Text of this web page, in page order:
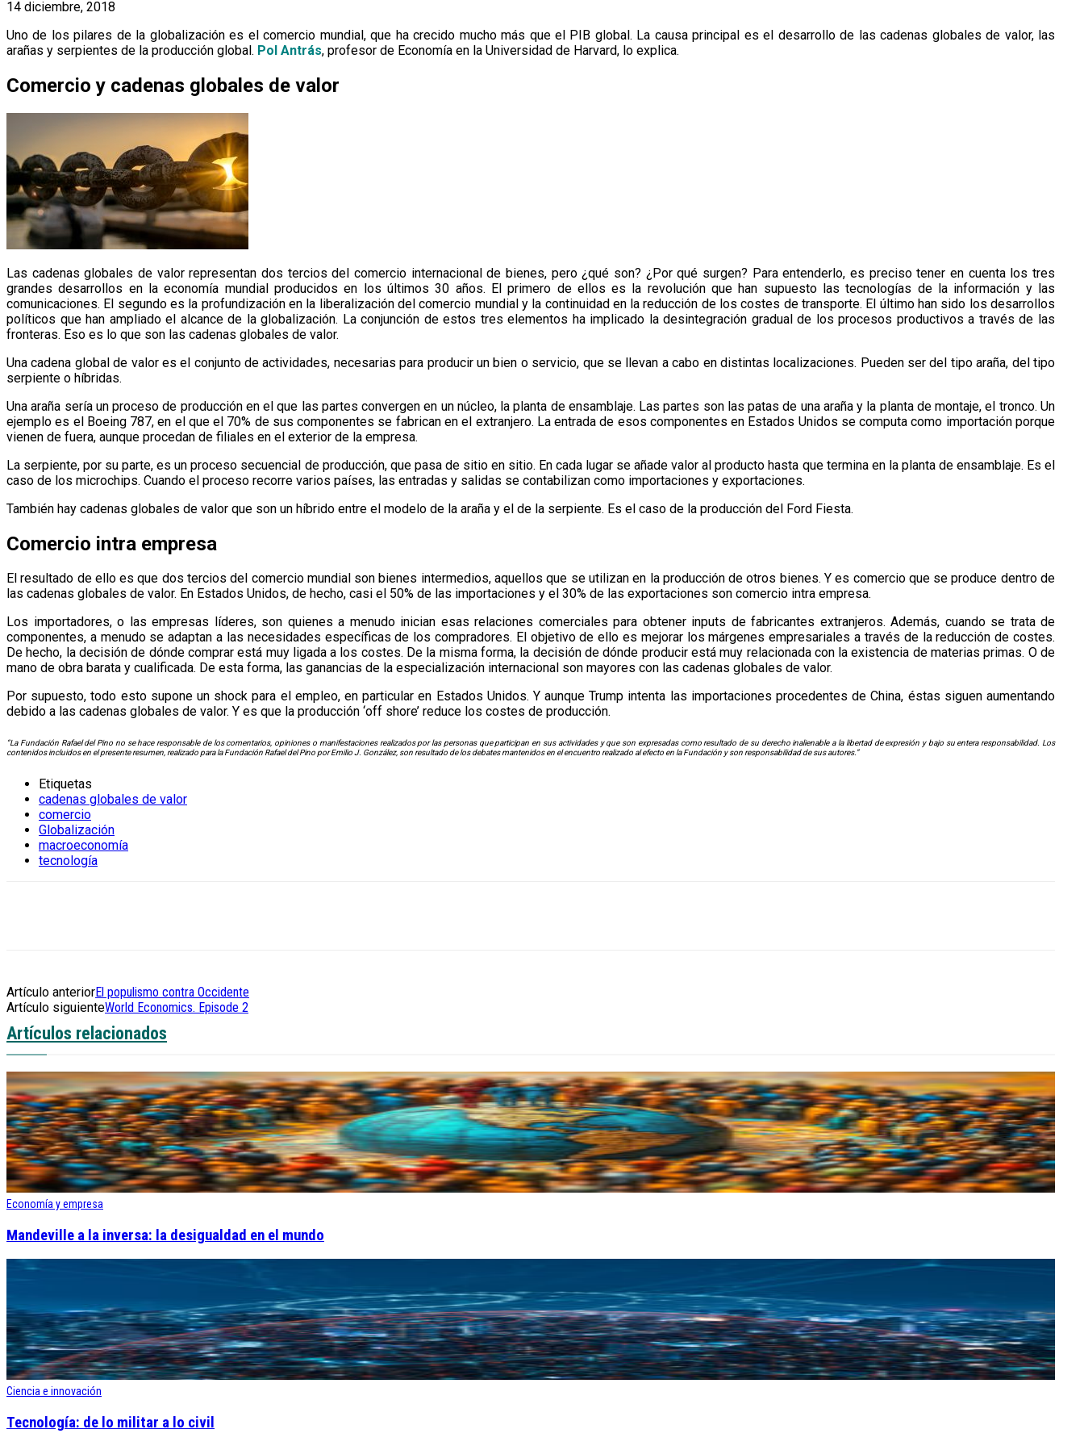
14 diciembre, 2018
Uno de los pilares de la globalización es el comercio mundial, que ha crecido mucho más que el PIB global. La causa principal es el desarrollo de las cadenas globales de valor, las
arañas y serpientes de la producción global. Pol Antrás, profesor de Economía en la Universidad de Harvard, lo explica.
Comercio y cadenas globales de valor
Las cadenas globales de valor representan dos tercios del comercio internacional de bienes, pero ¿qué son? ¿Por qué surgen? Para entenderlo, es preciso tener en cuenta los tres
grandes desarrollos en la economía mundial producidos en los últimos 30 años. El primero de ellos es la revolución que han supuesto las tecnologías de la información y las
comunicaciones. El segundo es la profundización en la liberalización del comercio mundial y la continuidad en la reducción de los costes de transporte. El último han sido los desarrollos
políticos que han ampliado el alcance de la globalización. La conjunción de estos tres elementos ha implicado la desintegración gradual de los procesos productivos a través de las
fronteras. Eso es lo que son las cadenas globales de valor.
Una cadena global de valor es el conjunto de actividades, necesarias para producir un bien o servicio, que se llevan a cabo en distintas localizaciones. Pueden ser del tipo araña, del tipo
serpiente o híbridas.
Una araña sería un proceso de producción en el que las partes convergen en un núcleo, la planta de ensamblaje. Las partes son las patas de una araña y la planta de montaje, el tronco. Un
ejemplo es el Boeing 787, en el que el 70% de sus componentes se fabrican en el extranjero. La entrada de esos componentes en Estados Unidos se computa como importación porque
vienen de fuera, aunque procedan de filiales en el exterior de la empresa.
La serpiente, por su parte, es un proceso secuencial de producción, que pasa de sitio en sitio. En cada lugar se añade valor al producto hasta que termina en la planta de ensamblaje. Es el
caso de los microchips. Cuando el proceso recorre varios países, las entradas y salidas se contabilizan como importaciones y exportaciones.
También hay cadenas globales de valor que son un híbrido entre el modelo de la araña y el de la serpiente. Es el caso de la producción del Ford Fiesta.
Comercio intra empresa
El resultado de ello es que dos tercios del comercio mundial son bienes intermedios, aquellos que se utilizan en la producción de otros bienes. Y es comercio que se produce dentro de
las cadenas globales de valor. En Estados Unidos, de hecho, casi el 50% de las importaciones y el 30% de las exportaciones son comercio intra empresa.
Los importadores, o las empresas líderes, son quienes a menudo inician esas relaciones comerciales para obtener inputs de fabricantes extranjeros. Además, cuando se trata de
componentes, a menudo se adaptan a las necesidades específicas de los compradores. El objetivo de ello es mejorar los márgenes empresariales a través de la reducción de costes.
De hecho, la decisión de dónde comprar está muy ligada a los costes. De la misma forma, la decisión de dónde producir está muy relacionada con la existencia de materias primas. O de
mano de obra barata y cualificada. De esta forma, las ganancias de la especialización internacional son mayores con las cadenas globales de valor.
Por supuesto, todo esto supone un shock para el empleo, en particular en Estados Unidos. Y aunque Trump intenta las importaciones procedentes de China, éstas siguen aumentando
debido a las cadenas globales de valor. Y es que la producción ‘off shore’ reduce los costes de producción.
“La Fundación Rafael del Pino no se hace responsable de los comentarios, opiniones o manifestaciones realizados por las personas que participan en sus actividades y que son expresadas como resultado de su derecho inalienable a la libertad de expresión y bajo su entera responsabilidad. Los
contenidos incluidos en el presente resumen, realizado para la Fundación Rafael del Pino por Emilio J. González, son resultado de los debates mantenidos en el encuentro realizado al efecto en la Fundación y son responsabilidad de sus autores.”
Etiquetas
cadenas globales de valor
comercio
Globalización
macroeconomía
tecnología
Artículo anteriorEl populismo contra Occidente
Artículo siguienteWorld Economics. Episode 2
Artículos relacionados
Economía y empresa
Mandeville a la inversa: la desigualdad en el mundo
Ciencia e innovación
Tecnología: de lo militar a lo civil